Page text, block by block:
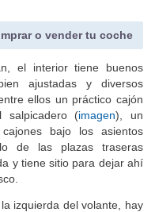
o vender tu coche
el interior tiene buenos
ajustadas y diversos
ellos un práctico cajón
(imagen), un
bajo los asientos
de las plazas traseras
y tiene sitio para dejar ahí
izquierda del volante, hay